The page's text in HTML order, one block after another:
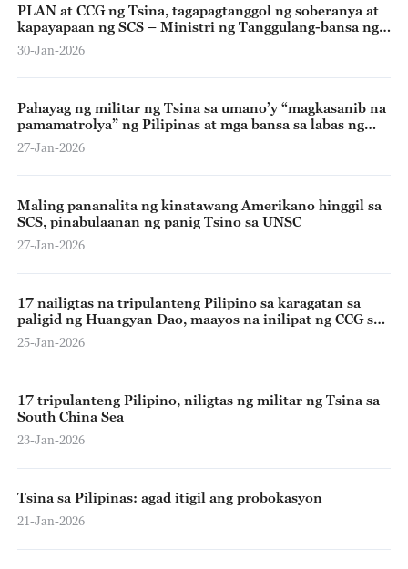
PLAN at CCG ng Tsina, tagapagtanggol ng soberanya at
kapayapaan ng SCS – Ministri ng Tanggulang-bansa ng
Tsina
30-Jan-2026
Pahayag ng militar ng Tsina sa umano’y “magkasanib na
pamamatrolya” ng Pilipinas at mga bansa sa labas ng
rehiyon
27-Jan-2026
Maling pananalita ng kinatawang Amerikano hinggil sa
SCS, pinabulaanan ng panig Tsino sa UNSC
27-Jan-2026
17 nailigtas na tripulanteng Pilipino sa karagatan sa
paligid ng Huangyan Dao, maayos na inilipat ng CCG sa
panig Pilipino
25-Jan-2026
17 tripulanteng Pilipino, niligtas ng militar ng Tsina sa
South China Sea
23-Jan-2026
Tsina sa Pilipinas: agad itigil ang probokasyon
21-Jan-2026